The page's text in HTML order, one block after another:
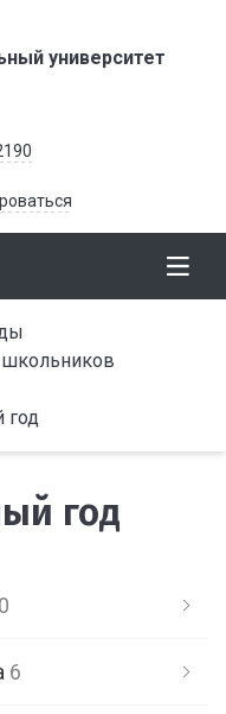
университет
школьников
год
год
0
6